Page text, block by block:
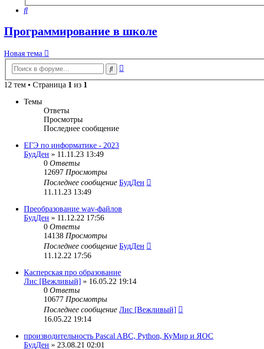
Поиск
Программирование в школе
Новая тема
Поиск
12 тем • Страница 1 из 1
Темы
Ответы
Просмотры
Последнее сообщение
ЕГЭ по информатике - 2023
БудДен » 11.11.23 13:49
0 Ответы
12697 Просмотры
Последнее сообщение БудДен
11.11.23 13:49
Преобразование wav-файлов
БудДен » 11.12.22 17:56
0 Ответы
14138 Просмотры
Последнее сообщение БудДен
11.12.22 17:56
Касперская про образование
Лис [Вежливый] » 16.05.22 19:14
0 Ответы
10677 Просмотры
Последнее сообщение Лис [Вежливый]
16.05.22 19:14
производительность Pascal ABC, Python, КуМир и ЯОС
БудДен » 23.08.21 02:01